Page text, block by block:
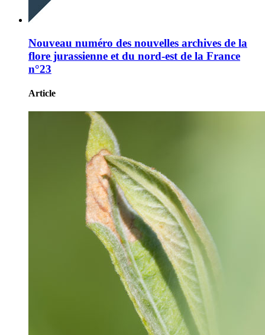
Nouveau numéro des nouvelles archives de la
flore jurassienne et du nord-est de la France
n°23
Article